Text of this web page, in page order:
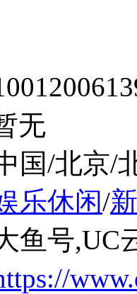
无
国/北京/
乐休闲/
鱼号,UC